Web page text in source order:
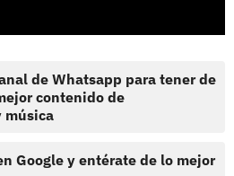
de Whatsapp para tener de
contenido de
música
Google y entérate de lo mejor